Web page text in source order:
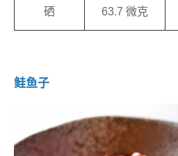
硒 63.7 微克
鲑鱼子